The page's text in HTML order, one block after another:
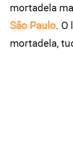
mortadela
São Paulo. O
mortadela,